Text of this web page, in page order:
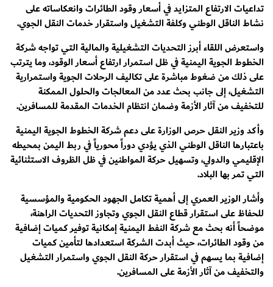
تداعيات الارتفاع المتزايد في أسعار وقود الطائرات وانعكاساته على
نشاط الناقل الوطني وكلفة التشغيل واستقرار خدمات النقل الجوي.
واستعرض اللقاء أبرز التحديات التشغيلية والمالية التي تواجه شركة
الخطوط الجوية اليمنية في ظل استمرار ارتفاع أسعار الوقود، وما يترتب
على ذلك من ضغوط مباشرة على تكاليف الرحلات الجوية واستمرارية
التشغيل، إلى جانب بحث عدد من المعالجات والحلول الممكنة
للتخفيف من آثار الأزمة وضمان انتظام الخدمات المقدمة للمسافرين.
وأكد وزير النقل حرص الوزارة على دعم شركة الخطوط الجوية اليمنية
باعتبارها الناقل الوطني الذي يؤدي دوراً محورياً في ربط اليمن بمحيطه
الإقليمي والدولي، وتسهيل حركة المواطنين في ظل الظروف الاستثنائية
التي تمر بها البلاد.
وأشار الوزير العمري إلى أهمية تكامل الجهود الحكومية والمؤسسية
للحفاظ على استقرار قطاع النقل الجوي وتجاوز التحديات الراهنة،
موضحاً أنه بحث مع شركة النفط اليمنية إمكانية توفير كميات إضافية
من وقود الطائرات، حيث أبدت الشركة استعدادها لتأمين كميات
إضافية بما يسهم في استقرار حركة النقل الجوي واستمرار التشغيل
والتخفيف من آثار الأزمة على المسافرين.